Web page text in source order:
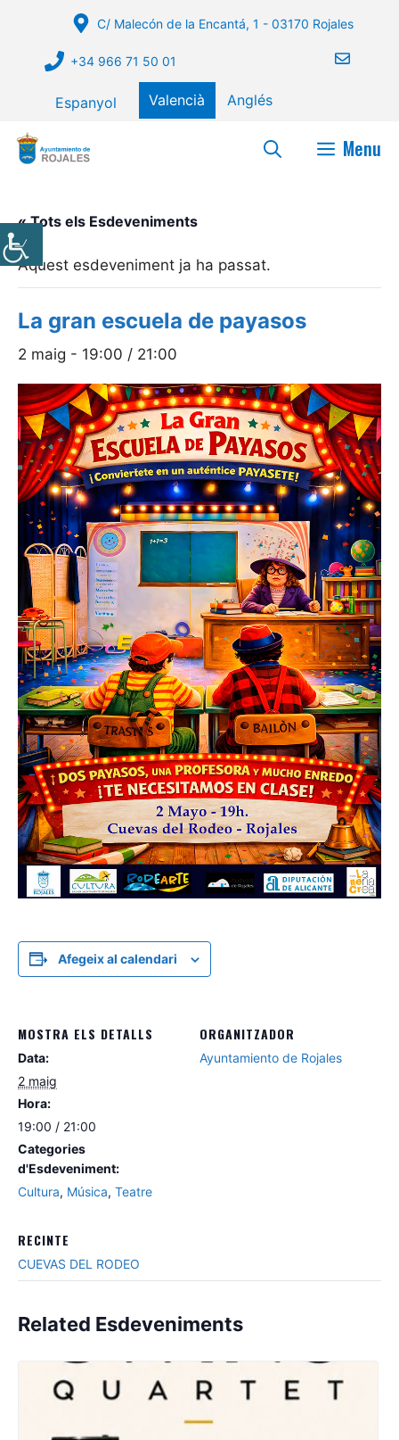
contingut
C/ Malecón de la Encantá, 1 - 03170 Rojales
+34 966 71 50 01
Espanyol Valencià Anglés
Menu
« Tots els Esdeveniments
Aquest esdeveniment ja ha passat.
La gran escuela de payasos
2 maig - 19:00 / 21:00
Afegeix al calendari
MOSTRA ELS DETALLS
Data:
2 maig
Hora:
19:00 / 21:00
Categories
d'Esdeveniment:
Cultura, Música, Teatre
ORGANITZADOR
Ayuntamiento de Rojales
RECINTE
CUEVAS DEL RODEO
Related Esdeveniments